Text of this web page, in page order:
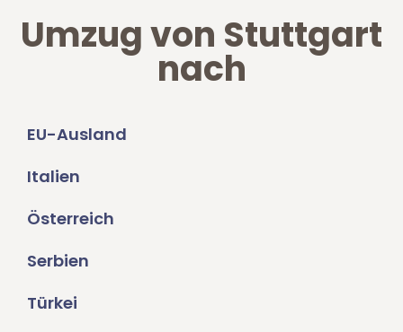
Umzug von Stuttgart
nach
EU-Ausland
Italien
Österreich
Serbien
Türkei